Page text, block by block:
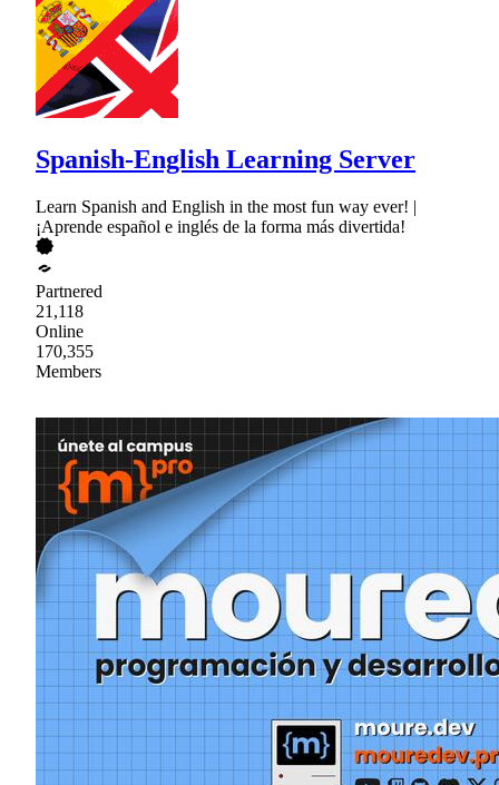
Spanish-English Learning Server
Learn Spanish and English in the most fun way ever! |
¡Aprende español e inglés de la forma más divertida!
Partnered
21,118
Online
170,355
Members